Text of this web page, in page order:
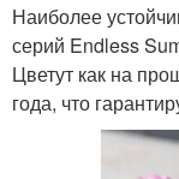
Наиболее
серий Endless
Цветут как на
года, что